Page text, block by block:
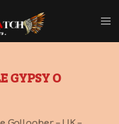
GYPSY O